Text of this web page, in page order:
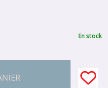
En stock